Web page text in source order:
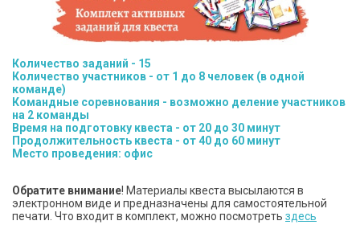
Количество заданий - 15
Количество участников - от 1 до 8 человек (в одной
команде)
Командные соревнования - возможно деление участников
на 2 команды
Время на подготовку квеста - от 20 до 30 минут
Продолжительность квеста - от 40 до 60 минут
Место проведения: офис
Обратите внимание! Материалы квеста высылаются в
электронном виде и предназначены для самостоятельной
печати. Что входит в комплект, можно посмотреть здесь